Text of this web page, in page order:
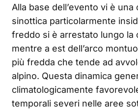
Alla base dell’evento vi è
sinottica particolarmente
freddo si è arrestato lungo la
mentre a est dell’arco
più fredda che tende ad
alpino. Questa dinamica
climatologicamente
temporali severi nelle aree